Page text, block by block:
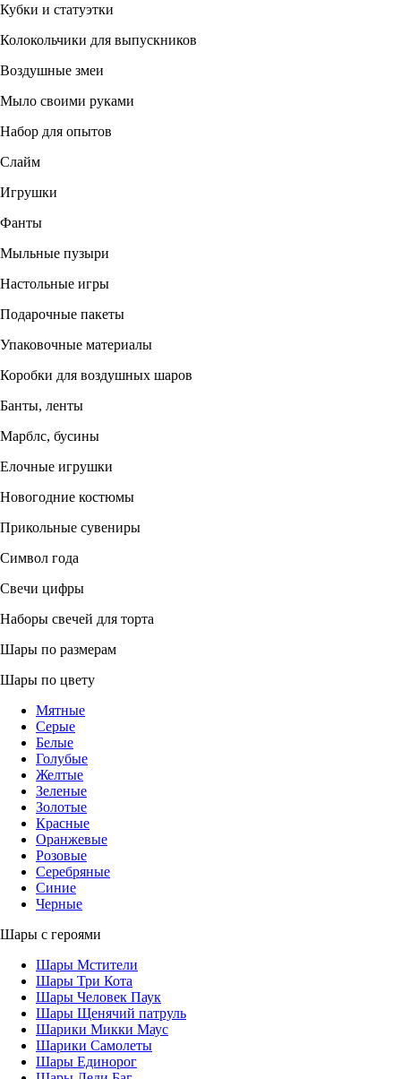
Кубки и статуэтки
Колокольчики для выпускников
Воздушные змеи
Мыло своими руками
Набор для опытов
Слайм
Игрушки
Фанты
Мыльные пузыри
Настольные игры
Подарочные пакеты
Упаковочные материалы
Коробки для воздушных шаров
Банты, ленты
Марблс, бусины
Елочные игрушки
Новогодние костюмы
Прикольные сувениры
Символ года
Свечи цифры
Наборы свечей для торта
Шары по размерам
Шары по цвету
Мятные
Серые
Белые
Голубые
Желтые
Зеленые
Золотые
Красные
Оранжевые
Розовые
Серебряные
Синие
Черные
Шары с героями
Шары Мстители
Шары Три Кота
Шары Человек Паук
Шары Щенячий патруль
Шарики Микки Маус
Шарики Самолеты
Шары Единорог